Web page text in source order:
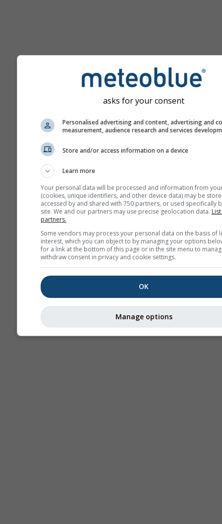
Ajuda
Térmicas
Cross-section
asks for your consent
Personalised advertising and content, advertising and
measurement, audience research and services
Store and/or access information on a device
Learn more
Your personal data will be processed and information from
(cookies, unique identifiers, and other device data) may be
accessed by and shared with 750 partners, or used specifically
site. We and our partners may use precise geolocation data.
partners.
Some vendors may process your personal data on the basis of
interest, which you can object to by managing your options
for a link at the bottom of this page or in the site menu to
withdraw consent in privacy and cookie settings.
OK
Manage options